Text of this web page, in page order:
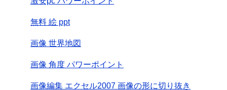
無料 絵 ppt
画像 世界地図
画像 角度 パワーポイント
画像編集 エクセル2007 画像の形に切り抜き